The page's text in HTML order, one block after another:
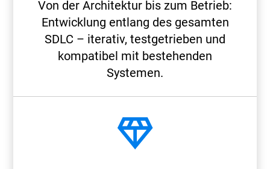
Von der Architektur bis zum Betrieb:
Entwicklung entlang des gesamten
SDLC – iterativ, testgetrieben und
kompatibel mit bestehenden
Systemen.